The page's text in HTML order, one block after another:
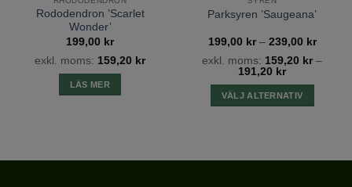
Klipp ovanför ett utåtriktat skott. Under de första
etableringsåren kan man också putsa bort vissna
blommor så att all energi går till tillväxt i stället för
att bilda frökapslar. Busken klarar oftast
föryngringsbeskärning ned till 15-30 cm från
Rododendron ’Scarlet
Wonder’
199,00 kr
exkl. moms: 159,20 kr
LÄS MER
Parksyren ’Saugeana’
199,00 kr – 239,00 kr
till
exkl. moms: 159,20 kr–
191,20 kr
VÄLJ ALTERNATIV
har